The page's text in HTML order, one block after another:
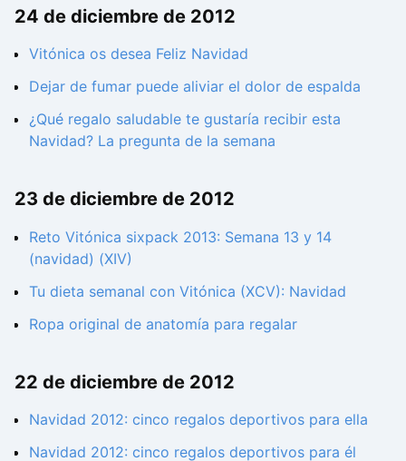
24 de diciembre de 2012
Vitónica os desea Feliz Navidad
Dejar de fumar puede aliviar el dolor de espalda
¿Qué regalo saludable te gustaría recibir esta
Navidad? La pregunta de la semana
23 de diciembre de 2012
Reto Vitónica sixpack 2013: Semana 13 y 14
(navidad) (XIV)
Tu dieta semanal con Vitónica (XCV): Navidad
Ropa original de anatomía para regalar
22 de diciembre de 2012
Navidad 2012: cinco regalos deportivos para ella
Navidad 2012: cinco regalos deportivos para él